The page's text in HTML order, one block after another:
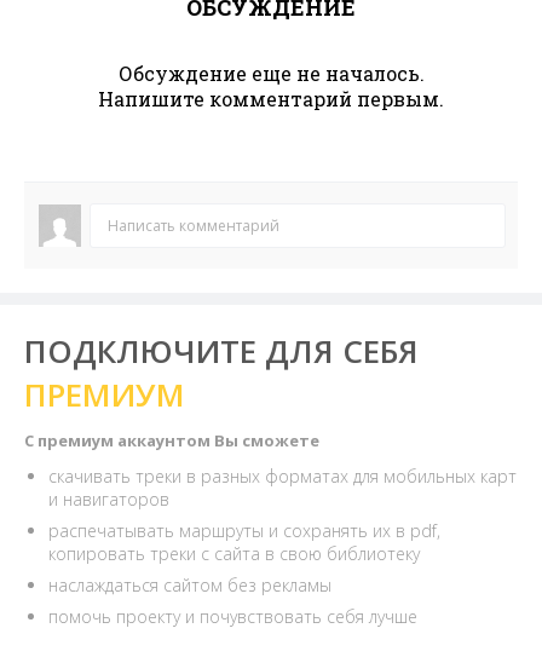
ОБСУЖДЕНИЕ
Обсуждение еще не началось.
Напишите комментарий первым.
Написать комментарий
ПОДКЛЮЧИТЕ ДЛЯ СЕБЯ
ПРЕМИУМ
С премиум аккаунтом Вы сможете
скачивать треки в разных форматах для мобильных карт
и навигаторов
распечатывать маршруты и сохранять их в pdf,
копировать треки с сайта в свою библиотеку
наслаждаться сайтом без рекламы
помочь проекту и почувствовать себя лучше